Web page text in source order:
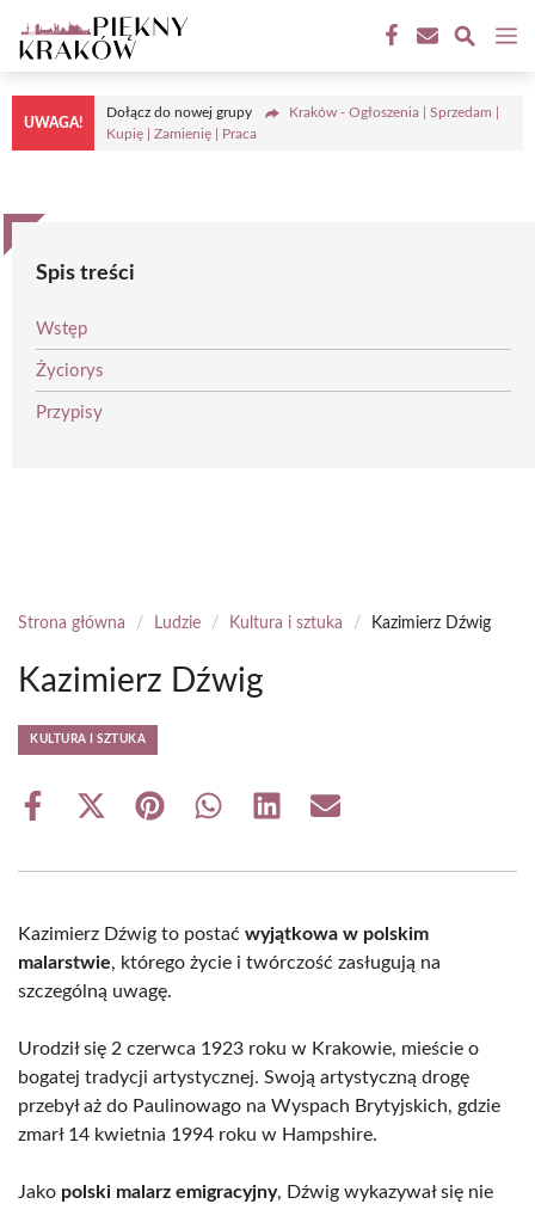
do
treści
UWAGA!
Dołącz do nowej grupy
Kraków - Ogłoszenia | Sprzedam |
Kupię | Zamienię | Praca
Spis treści
Wstęp
Życiorys
Przypisy
Strona główna / Ludzie / Kultura i sztuka / Kazimierz Dźwig
Kazimierz Dźwig
KULTURA I SZTUKA
Share
Share
(Twitter)
Share Share Share Share
Kazimierz Dźwig to postać wyjątkowa w polskim
malarstwie, którego życie i twórczość zasługują na
szczególną uwagę.
Urodził się 2 czerwca 1923 roku w Krakowie, mieście o
bogatej tradycji artystycznej. Swoją artystyczną drogę
przebył aż do Paulinowago na Wyspach Brytyjskich, gdzie
zmarł 14 kwietnia 1994 roku w Hampshire.
Jako polski malarz emigracyjny, Dźwig wykazywał się nie